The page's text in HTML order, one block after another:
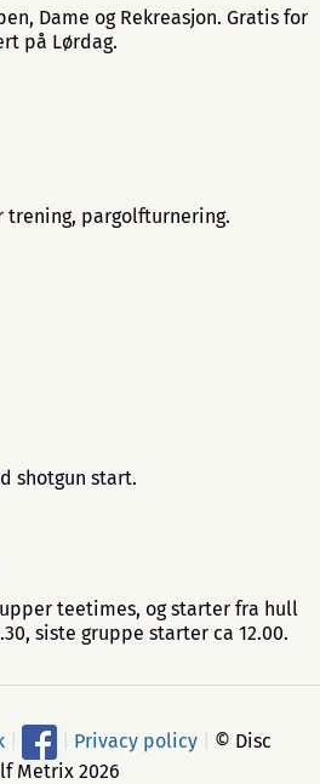
Dame og Rekreasjon. Gratis for
på Lørdag.
trening, pargolfturnering.
shotgun start.
teetimes, og starter fra hull
siste gruppe starter ca 12.00.
Privacy policy
© Disc
Metrix 2026